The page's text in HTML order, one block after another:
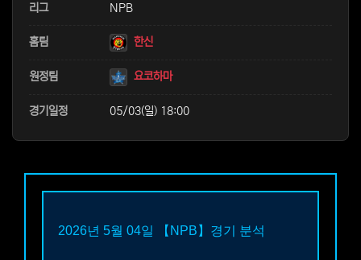
리그 NPB
홈팀 한신
원정팀 요코하마
경기일정 05/03(일) 18:00
2026년 5월 04일 【NPB】 경기 분석